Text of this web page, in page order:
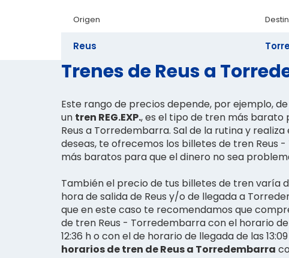
Origen
Reus
Trenes de Reus a
Este rango de precios depende, por ejemplo,
un tren REG.EXP., es el tipo de tren más barato
Reus a Torredembarra. Sal de la rutina y realiza
deseas, te ofrecemos los billetes de tren Reus
más baratos para que el dinero no sea
También el precio de tus billetes de tren varía
hora de salida de Reus y/o de llegada a
que en este caso te recomendamos que
de tren Reus - Torredembarra con el horario
12:36 h o con el de horario de llegada de las
horarios de tren de Reus a Torredembarra